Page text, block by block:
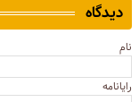
دیدگاه
نام
رایانامه